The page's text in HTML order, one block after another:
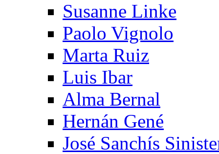
Susanne Linke
Paolo Vignolo
Marta Ruiz
Luis Ibar
Alma Bernal
Hernán Gené
José Sanchís